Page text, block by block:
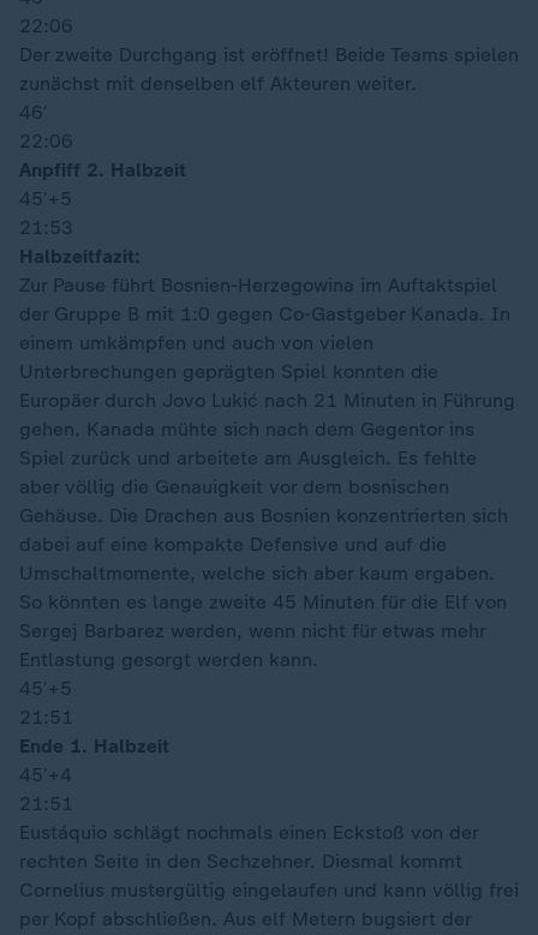
22:06
Der zweite Durchgang ist eröffnet! Beide Teams spielen
zunächst mit denselben elf Akteuren weiter.
46′
22:06
Anpfiff 2. Halbzeit
45′ +5
21:53
Halbzeitfazit:
Zur Pause führt Bosnien-Herzegowina im Auftaktspiel
der Gruppe B mit 1:0 gegen Co-Gastgeber Kanada. In
einem umkämpfen und auch von vielen
Unterbrechungen geprägten Spiel konnten die
Europäer durch Jovo Lukić nach 21 Minuten in Führung
gehen. Kanada mühte sich nach dem Gegentor ins
Spiel zurück und arbeitete am Ausgleich. Es fehlte
aber völlig die Genauigkeit vor dem bosnischen
Gehäuse. Die Drachen aus Bosnien konzentrierten sich
dabei auf eine kompakte Defensive und auf die
Umschaltmomente, welche sich aber kaum ergaben.
So könnten es lange zweite 45 Minuten für die Elf von
Sergej Barbarez werden, wenn nicht für etwas mehr
Entlastung gesorgt werden kann.
45′ +5
21:51
Ende 1. Halbzeit
45′ +4
21:51
Eustáquio schlägt nochmals einen Eckstoß von der
rechten Seite in den Sechzehner. Diesmal kommt
Cornelius mustergültig eingelaufen und kann völlig frei
per Kopf abschließen. Aus elf Metern bugsiert der